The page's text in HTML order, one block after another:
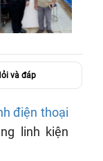
và đáp
điện thoại
linh kiện